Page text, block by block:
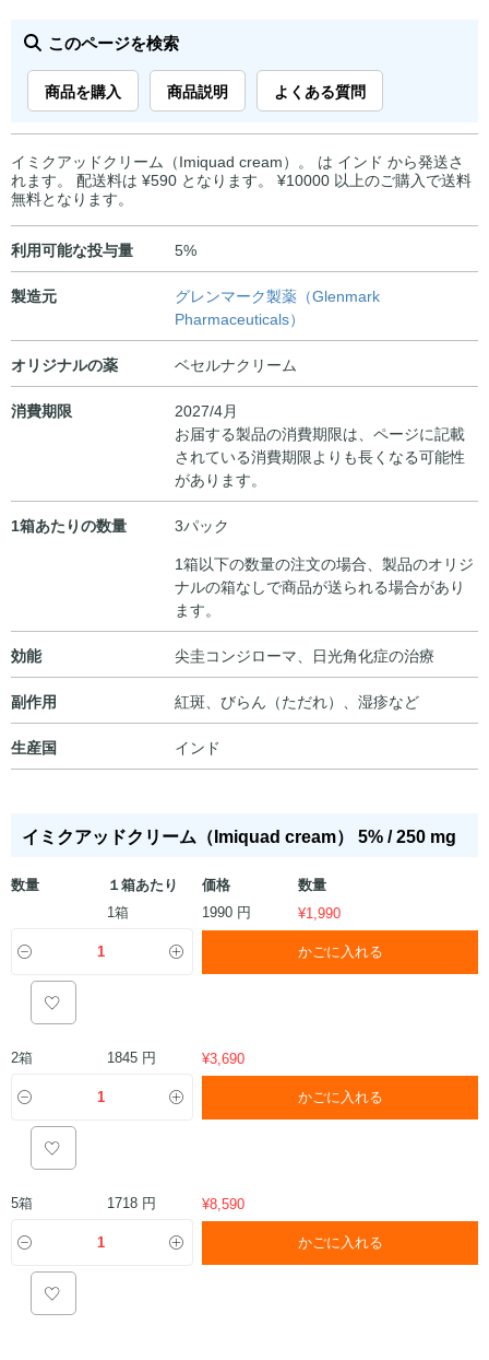
帯:
¥1,990
¥8,590
このページを検索
商品を購入 商品説明 よくある質問
イミクアッドクリーム（Imiquad cream）。 は インド から発送さ
れます。 配送料は ¥590 となります。 ¥10000 以上のご購入で送料
無料となります。
利用可能な投与量 5%
製造元
グレンマーク製薬（Glenmark
Pharmaceuticals）
オリジナルの薬 ベセルナクリーム
消費期限
2027/4月
お届する製品の消費期限は、ページに記載
されている消費期限よりも長くなる可能性
があります。
1箱あたりの数量
3パック
1箱以下の数量の注文の場合、製品のオリジ
ナルの箱なしで商品が送られる場合があり
ます。
効能 尖圭コンジローマ、日光角化症の治療
副作用 紅斑、びらん（ただれ）、湿疹など
生産国 インド
イミクアッドクリーム（Imiquad cream） 5% / 250 mg
数量 １箱あたり 価格
数量
1箱
1990 円 ¥1,990
かごに入れる
2箱 1845 円 ¥3,690
かごに入れる
5箱 1718 円 ¥8,590
かごに入れる